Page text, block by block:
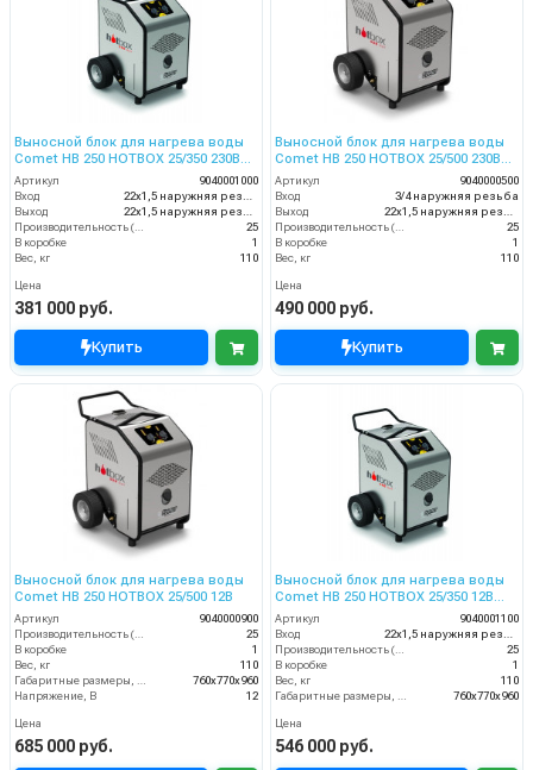
Выносной блок для нагрева воды
Comet HB 250 HOTBOX 25/350 230В
50Гц арт.9040003000
Артикул
9040001000
Вход
22х1,5 наружняя резьба
Выход
22х1,5 наружняя резьба
Производительность (л/мин)
25
В коробке
1
Вес, кг
110
Цена
381 000 руб.
Купить
Выносной блок для нагрева воды
Comet HB 250 HOTBOX 25/500 230В
50Гц
Артикул
9040000500
Вход
3/4 наружняя резьба
Выход
22х1,5 наружняя резьба
Производительность (л/мин)
25
В коробке
1
Вес, кг
110
Цена
490 000 руб.
Купить
Выносной блок для нагрева воды
Comet HB 250 HOTBOX 25/500 12В
Артикул
9040000900
Производительность (л/мин)
25
В коробке
1
Вес, кг
110
Габаритные размеры, мм
760x770x960
Напряжение, В
12
Цена
685 000 руб.
Выносной блок для нагрева воды
Comet HB 250 HOTBOX 25/350 12В
50Гц
Артикул
9040001100
Вход
22х1,5 наружняя резьба
Производительность (л/мин)
25
В коробке
1
Вес, кг
110
Габаритные размеры, мм
760x770x960
Цена
546 000 руб.